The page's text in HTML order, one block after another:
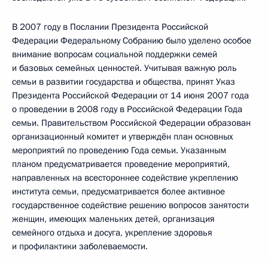
В 2007 году в Послании Президента Российской
Федерации Федеральному Собранию было уделено особое
внимание вопросам социальной поддержки семей
и базовых семейных ценностей. Учитывая важную роль
семьи в развитии государства и общества, принят Указ
Президента Российской Федерации от 14 июня 2007 года
о проведении в 2008 году в Российской Федерации Года
семьи. Правительством Российской Федерации образован
организационный комитет и утверждён план основных
мероприятий по проведению Года семьи. Указанным
планом предусматривается проведение мероприятий,
направленных на всестороннее содействие укреплению
института семьи, предусматривается более активное
государственное содействие решению вопросов занятости
женщин, имеющих маленьких детей, организация
семейного отдыха и досуга, укрепление здоровья
и профилактики заболеваемости.